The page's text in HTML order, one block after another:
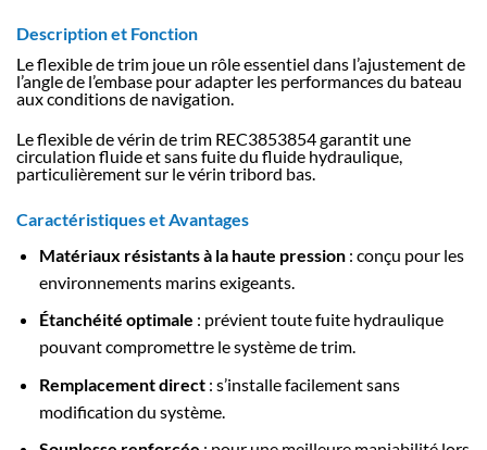
Description et Fonction
Le flexible de trim joue un rôle essentiel dans l’ajustement de
l’angle de l’embase pour adapter les performances du bateau
aux conditions de navigation.
Le flexible de vérin de trim REC3853854 garantit une
circulation fluide et sans fuite du fluide hydraulique,
particulièrement sur le vérin tribord bas.
Caractéristiques et Avantages
Matériaux résistants à la haute pression: conçu pour les
environnements marins exigeants.
Étanchéité optimale : prévient toute fuite hydraulique
pouvant compromettre le système de trim.
Remplacement direct: s’installe facilement sans
modification du système.